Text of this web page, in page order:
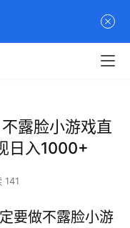
露脸小游戏直
日入1000+
141
要做不露脸小游